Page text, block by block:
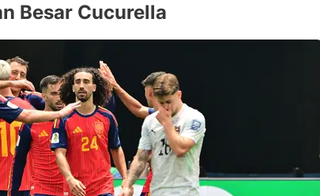
Besar Cucurella